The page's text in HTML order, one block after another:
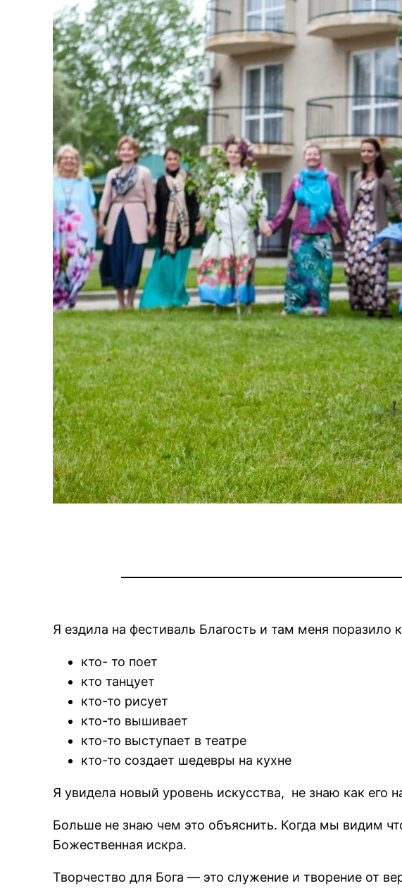
Я ездила на фестиваль Благость и там меня поразило
кто- то поет
кто танцует
кто-то рисует
кто-то вышивает
кто-то выступает в театре
кто-то создает шедевры на кухне
Я увидела новый уровень искусства, не знаю как его
Больше не знаю чем это объяснить. Когда мы видим
Божественная искра.
Творчество для Бога — это служение и творение от